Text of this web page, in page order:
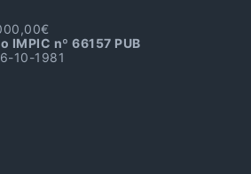
IMPIC nº 66157 PUB
10-1981